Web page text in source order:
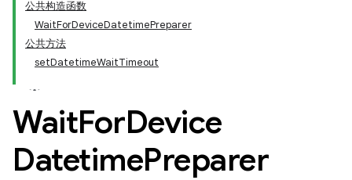
公共构造函数
WaitForDeviceDatetimePreparer
公共方法
setDatetimeWaitTimeout
WaitForDevice
DatetimePreparer